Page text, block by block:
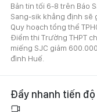
Bản tin tối 6-8 trên Báo
Sang-sik khẳng định sẽ
Quy hoạch tổng thể
Điểm thi Trường THPT
miếng SJC giảm
đình Huế.
Đẩy nhanh tiến độ